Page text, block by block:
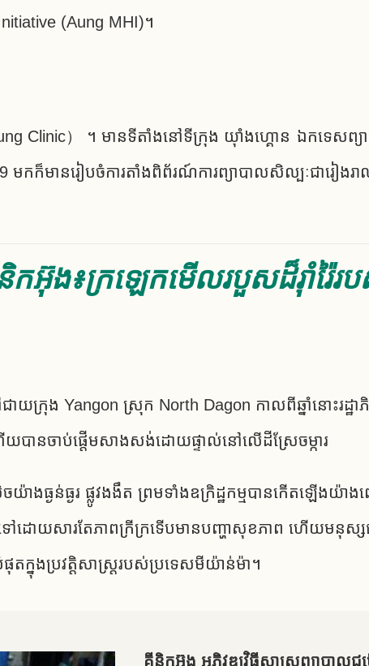
(Aung MHI)។
Clinic） ។ មានទីតាំងនៅទីក្រុង យ៉ាំងហ្គោន ឯកទេសព្យា
កក៏មានរៀបចំការតាំងពិព័រណ៍ការព្យាបាលសិល្បៈជារៀងរា
លីនិកអ៊ុង៖ក្រឡេកមើលរបួស​ដ៏​រ៉ាំរ៉ៃ​
ជាយក្រុង Yangon ស្រុក North Dagon កាលពីឆ្នាំនោះរដ្ឋ
យបានចាប់ផ្តើមសាងសង់ដោយផ្ទាល់នៅលើដីស្រែចម្ការ
ាងធ្ងន់ធ្ងរ ផ្លូវងងឹត ព្រមទាំងឧក្រិដ្ឋកម្ម​បាន​កើតឡើង​យ៉ា
ៅ​​ដោយ​សារ​តែ​ភាព​ក្រីក្រទើបមាន​បញ្ហា​សុខភាព ហើយ​មនុស្ស​ជ
នុង​ប្រវត្តិសាស្ត្រ​របស់​ប្រទេស​មីយ៉ាន់ម៉ា។
គ្លីនិកអ៊ុង អភិវឌ្ឍវិធីសាស្រ្តព្យាបា